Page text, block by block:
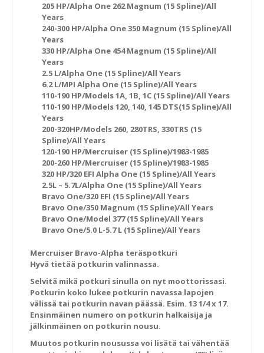
205 HP/Alpha One 262 Magnum (15 Spline)/All
Years
240-300 HP/Alpha One 350 Magnum (15 Spline)/All
Years
330 HP/Alpha One 454 Magnum (15 Spline)/All
Years
2.5 L/Alpha One (15 Spline)/All Years
6.2 L/MPI Alpha One (15 Spline)/All Years
110-190 HP/Models 1A, 1B, 1C (15 Spline)/All Years
110-190 HP/Models 120, 140, 145 DTS(15 Spline)/All
Years
200-320HP/Models 260, 280TRS, 330TRS (15
Spline)/All Years
120-190 HP/Mercruiser (15 Spline)/1983-1985
200-260 HP/Mercruiser (15 Spline)/1983-1985
320 HP/320 EFI Alpha One (15 Spline)/All Years
2.5L – 5.7L/Alpha One (15 Spline)/All Years
Bravo One/320 EFI (15 Spline)/All Years
Bravo One/350 Magnum (15 Spline)/All Years
Bravo One/Model 377 (15 Spline)/All Years
Bravo One/5.0 L-5.7 L (15 Spline)/All Years
Mercruiser Bravo-Alpha teräspotkuri
Hyvä tietää potkurin valinnassa.
Selvitä mikä potkuri sinulla on nyt moottorissasi.
Potkurin koko lukee potkurin navassa lapojen
välissä tai potkurin navan päässä. Esim. 13 1/4 x 17.
Ensinmäinen numero on potkurin halkaisija ja
jälkinmäinen on potkurin nousu.
Muutos potkurin nousussa voi lisätä tai vähentää